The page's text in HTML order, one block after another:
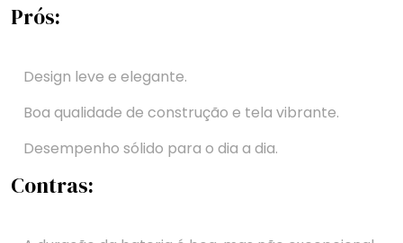
Prós:
Design leve e elegante.
Boa qualidade de construção e tela vibrante.
Desempenho sólido para o dia a dia.
Contras: